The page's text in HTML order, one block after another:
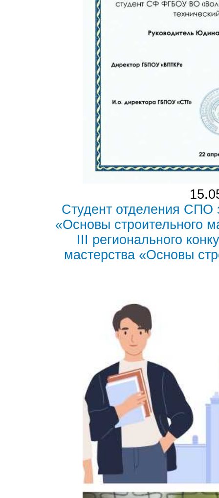
Студент отделения СПО
«Основы строительного
III регионального
мастерства «Основы